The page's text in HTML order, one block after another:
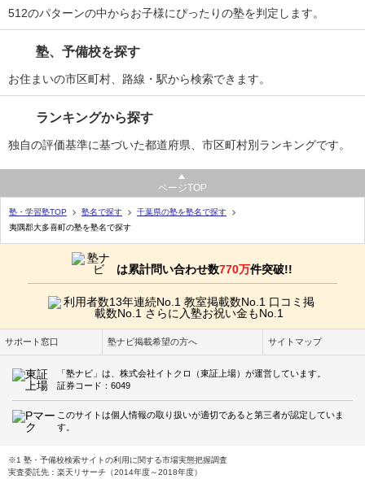
512のパターンの中からお子様にぴったりの塾を判定します。
塾、予備校を探す
お住まいの市区町村、路線・駅から検索できます。
ランキングから探す
独自の評価基準に基づいた都道府県、市区町村別ランキングです。
ページTOP
塾・学習塾TOP 塾名で探す
千葉県の塾を塾名で探す
夷隅郡大多喜町の塾を塾名で探す
は累計問い合わせ数770万件突破!!
サポート窓口 塾ナビ掲載希望の方へ サイトマップ
「塾ナビ」は、株式会社イトクロ（東証上場）が運営しています。
証券コード：6049
このサイトは個人情報の取り扱いが適切であると第三者が認定していま
す。
※1 塾・予備校検索サイトの利用に関する市場実態把握調査
実査委託先：楽天リサーチ（2014年度～2018年度）